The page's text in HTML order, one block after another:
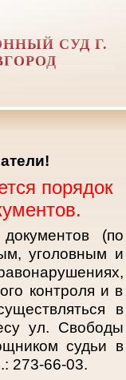
СУД Г.
порядок
(по
уголовным и
контроля и в
в
ул. Свободы
судьи в
273-66-03.